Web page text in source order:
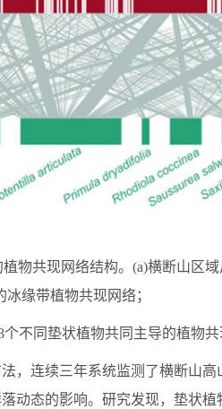
物共现网络结构。 (a)横断山区
冰缘带植物共现网络；
个不同垫状植物共同主导的植物共
，连续三年系统监测了横断山
动态的影响。研究发现，垫状植